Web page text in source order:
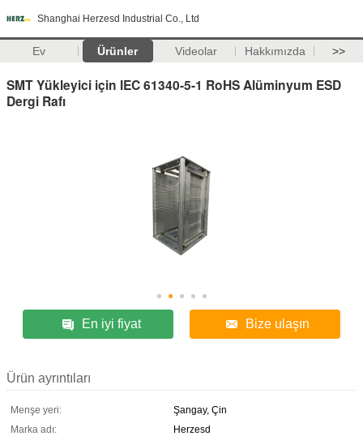
Shanghai Herzesd Industrial Co., Ltd
Ev Ürünler Videolar Hakkımızda >>
SMT Yükleyici için IEC 61340-5-1 RoHS Alüminyum ESD
Dergi Rafı
En iyi fiyat Bize ulaşın
Ürün ayrıntıları
Menşe yeri:
Şangay, Çin
Marka adı:
Herzesd